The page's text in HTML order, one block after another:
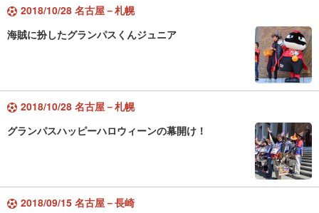
2018/10/28 名古屋－札幌
海賊に扮したグランパスくんジュニア
2018/10/28 名古屋－札幌
グランパスハッピーハロウィーンの幕開け！
2018/09/15 名古屋－長崎